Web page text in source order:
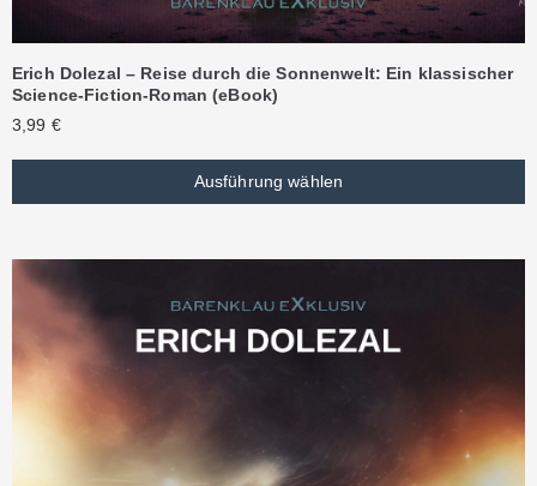
Erich Dolezal – Reise durch die Sonnenwelt: Ein klassischer
Science-Fiction-Roman (eBook)
3,99 €
Ausführung wählen